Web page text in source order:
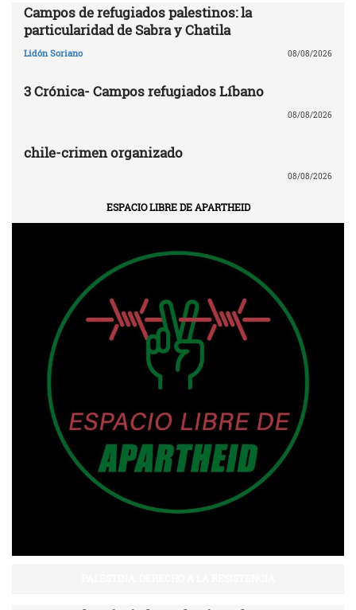
Campos de refugiados palestinos: la
particularidad de Sabra y Chatila
Lidón Soriano 08/08/2026
3 Crónica- Campos refugiados Líbano
08/08/2026
chile-crimen organizado
08/08/2026
ESPACIO LIBRE DE APARTHEID